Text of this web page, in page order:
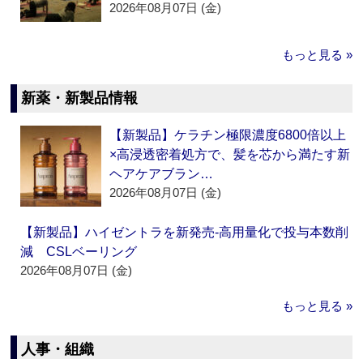
2026年08月07日 (金)
もっと見る »
新薬・新製品情報
【新製品】ケラチン極限濃度6800倍以上
×高浸透密着処方で、髪を芯から満たす新
ヘアケアブラン…
2026年08月07日 (金)
【新製品】ハイゼントラを新発売‐高用量化で投与本数削
減 CSLベーリング
2026年08月07日 (金)
もっと見る »
人事・組織